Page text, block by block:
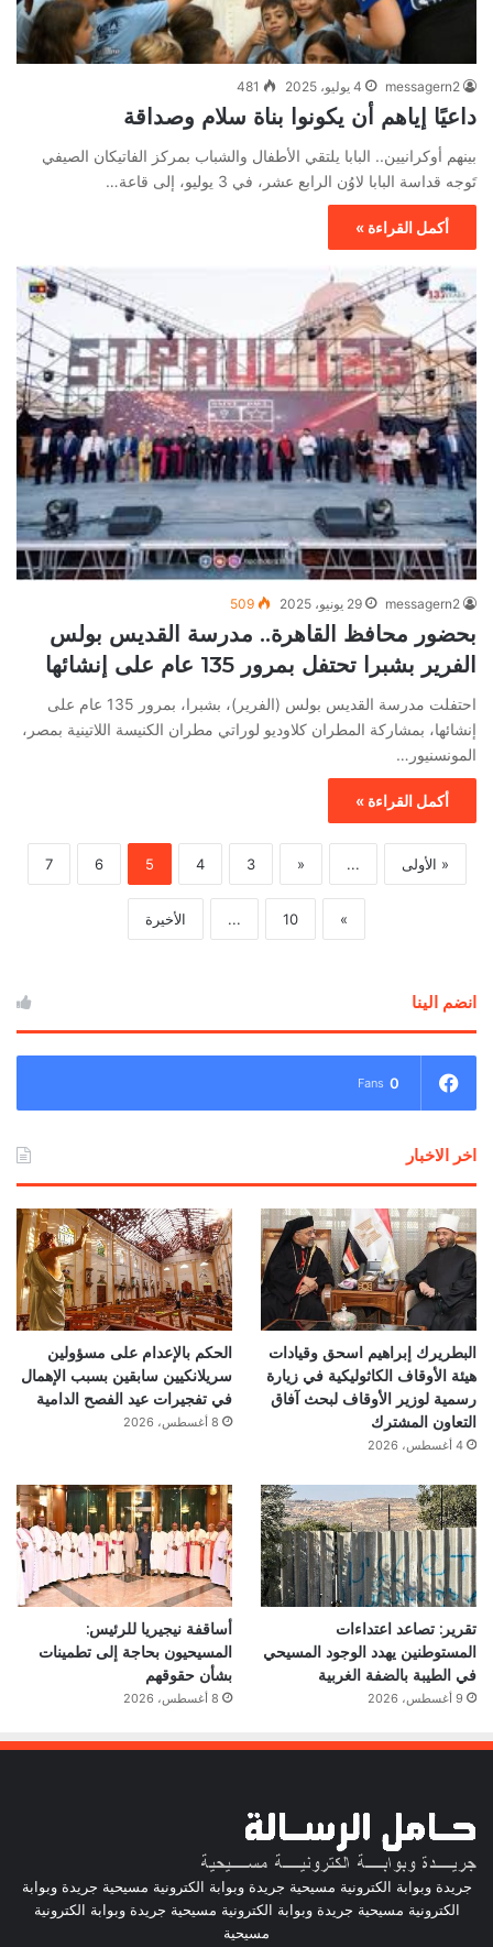
messagern2 4 يوليو، 2025 481
داعيًا إياهم أن يكونوا بناة سلام وصداقة
بينهم أوكرانيين.. البابا يلتقي الأطفال والشباب بمركز الفاتيكان الصيفي
تَوجه قداسة البابا لاوُن الرابع عشر، في 3 يوليو، إلى قاعة…
أكمل القراءة »
messagern2 29 يونيو، 2025 509
بحضور محافظ القاهرة.. مدرسة القديس بولس
الفرير بشبرا تحتفل بمرور 135 عام على إنشائها
احتفلت مدرسة القديس بولس (الفرير)، بشبرا، بمرور 135 عام على
إنشائها، بمشاركة المطران كلاوديو لوراتي مطران الكنيسة اللاتينية بمصر،
المونسنيور…
أكمل القراءة »
« الأولى ...
«
3
4
5
6
7
»
10
... الأخيرة
انضم الينا
0
Fans
اخر الاخبار
البطريرك إبراهيم اسحق وقيادات
هيئة الأوقاف الكاثوليكية في زيارة
رسمية لوزير الأوقاف لبحث آفاق
التعاون المشترك
4 أغسطس، 2026
الحكم بالإعدام على مسؤولين
سريلانكيين سابقين بسبب الإهمال
في تفجيرات عيد الفصح الدامية
8 أغسطس، 2026
تقرير: تصاعد اعتداءات
المستوطنين يهدد الوجود المسيحي
في الطيبة بالضفة الغربية
9 أغسطس، 2026
أساقفة نيجيريا للرئيس:
المسيحيون بحاجة إلى تطمينات
بشأن حقوقهم
8 أغسطس، 2026
جريدة وبوابة الكترونية مسيحية جريدة وبوابة الكترونية مسيحية جريدة وبوابة
الكترونية مسيحية جريدة وبوابة الكترونية مسيحية جريدة وبوابة الكترونية
مسيحية